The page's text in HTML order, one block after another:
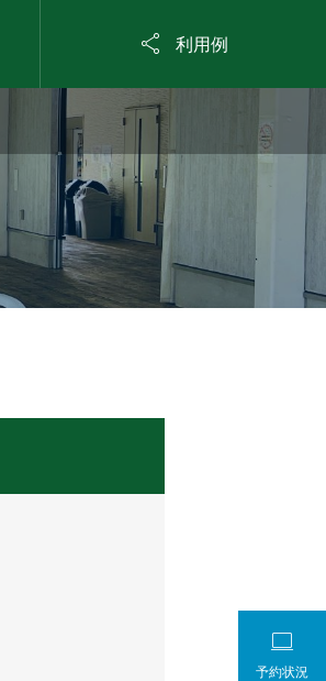
 利用例

予約状況